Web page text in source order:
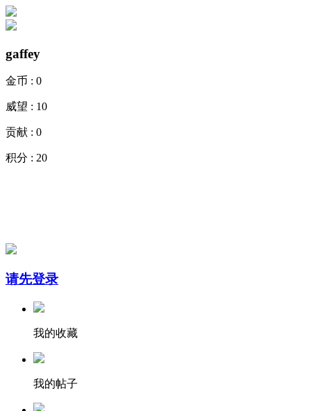
gaffey
金币 : 0
威望 : 10
贡献 : 0
积分 : 20
请先登录
我的收藏
我的帖子